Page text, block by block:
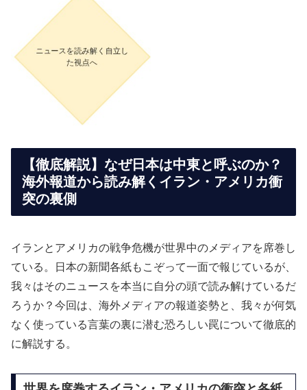
【徹底解説】なぜ日本は中東と呼ぶのか？
海外報道から読み解くイラン・アメリカ衝
突の裏側
イランとアメリカの戦争危機が世界中のメディアを席巻し
ている。日本の新聞各紙もこぞって一面で報じているが、
我々はそのニュースを本当に自分の頭で読み解けているだ
ろうか？今回は、海外メディアの報道姿勢と、我々が何気
なく使っている言葉の裏に潜む恐ろしい罠について徹底的
に解説する。